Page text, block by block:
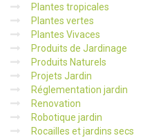
Plantes tropicales
Plantes vertes
Plantes Vivaces
Produits de Jardinage
Produits Naturels
Projets Jardin
Réglementation jardin
Renovation
Robotique jardin
Rocailles et jardins secs